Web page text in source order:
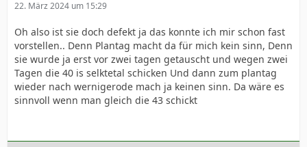
22. März 2024 um 15:29
Oh also ist sie doch defekt ja das konnte ich mir schon fast
vorstellen.. Denn Plantag macht da für mich kein sinn, Denn
sie wurde ja erst vor zwei tagen getauscht und wegen zwei
Tagen die 40 is selktetal schicken Und dann zum plantag
wieder nach wernigerode mach ja keinen sinn. Da wäre es
sinnvoll wenn man gleich die 43 schickt